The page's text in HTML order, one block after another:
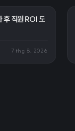
후 직원 ROI 도
7 thg 8, 2026